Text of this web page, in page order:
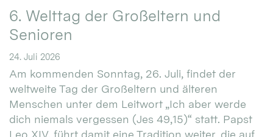
6. Welttag der Großeltern und
Senioren
24. Juli 2026
Am kommenden Sonntag, 26. Juli, findet der
weltweite Tag der Großeltern und älteren
Menschen unter dem Leitwort „Ich aber werde
dich niemals vergessen (Jes 49,15)“ statt. Papst